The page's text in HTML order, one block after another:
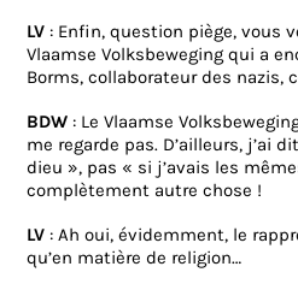
LV : Enfin, question piège, vous
Vlaamse Volksbeweging qui a
Borms, collaborateur des nazis,
BDW : Le Vlaamse
me regarde pas. D’ailleurs, j’ai
dieu », pas « si j’avais les
complètement autre chose !
LV : Ah oui, évidemment, le
qu’en matière de religion…